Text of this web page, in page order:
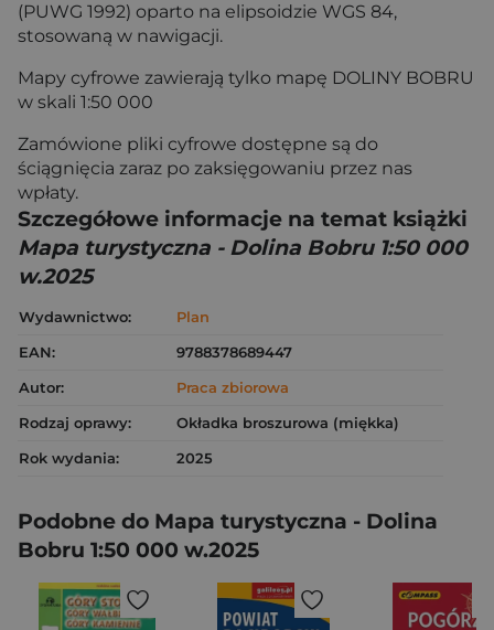
(PUWG 1992) oparto na elipsoidzie WGS 84,
stosowaną w nawigacji.
Mapy cyfrowe zawierają tylko mapę DOLINY BOBRU
w skali 1:50 000
Zamówione pliki cyfrowe dostępne są do
ściągnięcia zaraz po zaksięgowaniu przez nas
wpłaty.
Szczegółowe informacje na temat książki
Mapa turystyczna - Dolina Bobru 1:50 000
w.2025
Wydawnictwo:
Plan
EAN:
9788378689447
Autor:
Praca zbiorowa
Rodzaj oprawy:
Okładka broszurowa (miękka)
Rok wydania:
2025
Podobne do Mapa turystyczna - Dolina
Bobru 1:50 000 w.2025